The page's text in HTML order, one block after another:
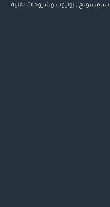
سامسونج , يوتيوب وشروحات تقنية